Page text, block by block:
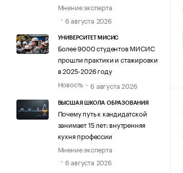
Мнение эксперта
6 августа 2026
УНИВЕРСИТЕТ МИСИС
Более 9000 студентов МИСИС
прошли практики и стажировки
в 2025-2026 году
Новость
6 августа 2026
ВЫСШАЯ ШКОЛА ОБРАЗОВАНИЯ
Почему путь к кандидатской
занимает 15 лет: внутренняя
кухня профессии
Мнение эксперта
6 августа 2026